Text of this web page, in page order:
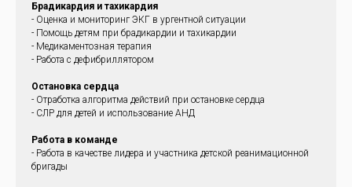
Брадикардия и тахикардия
- Оценка и мониторинг ЭКГ в ургентной ситуации
- Помощь детям при брадикардии и тахикардии
- Медикаментозная терапия
- Работа с дефибриллятором
Остановка сердца
- Отработка алгоритма действий при остановке сердца
- СЛР для детей и использование АНД
Работа в команде
- Работа в качестве лидера и участника детской реанимационной
бригады